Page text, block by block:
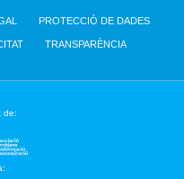
PROTECCIÓ DE DADES
TRANSPARÈNCIA
de: